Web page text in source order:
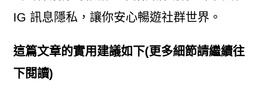
IG 訊息隱私，讓你安心暢遊社群世界。
這篇文章的實用建議如下(更多細節請繼續往
下閱讀)